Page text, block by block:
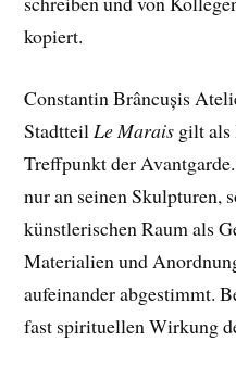
kopiert.
Constantin Brâncușis
Stadtteil Le Marais gilt als
Treffpunkt der
nur an seinen Skulpturen,
künstlerischen Raum als
Materialien und
aufeinander abgestimmt.
fast spirituellen Wirkung